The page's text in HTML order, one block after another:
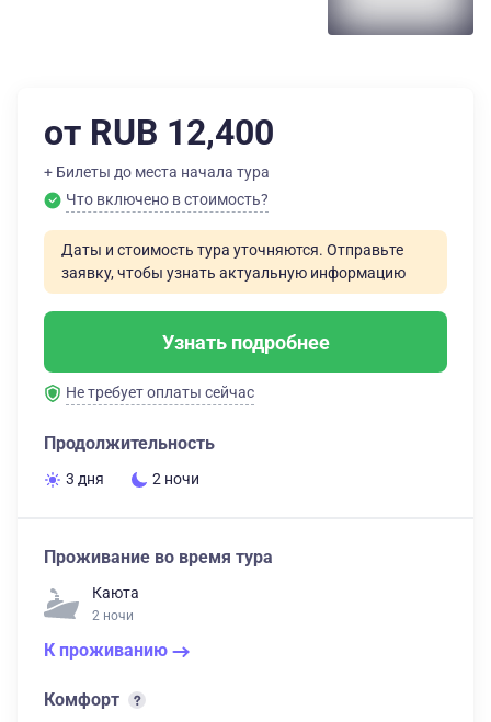
от RUB 12,400
+ Билеты до места начала тура
Что включено в стоимость?
Даты и стоимость тура уточняются. Отправьте
заявку, чтобы узнать актуальную информацию
Узнать подробнее
Не требует оплаты сейчас
Продолжительность
3 дня 2 ночи
Проживание во время тура
Каюта
2 ночи
К проживанию
Комфорт